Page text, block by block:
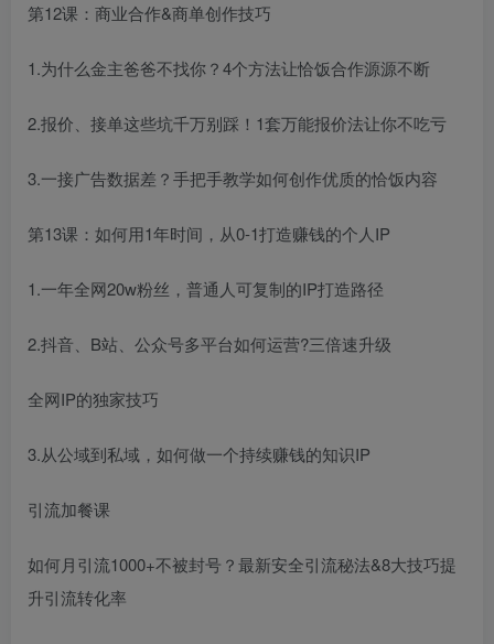
第12课：商业合作&商单创作技巧
1.为什么金主爸爸不找你？4个方法让恰饭合作源源不断
2.报价、接单这些坑千万别踩！1套万能报价法让你不吃亏
3.一接广告数据差？手把手教学如何创作优质的恰饭内容
第13课：如何用1年时间，从0-1打造赚钱的个人IP
1.一年全网20w粉丝，普通人可复制的IP打造路径
2.抖音、B站、公众号多平台如何运营?三倍速升级
全网IP的独家技巧
3.从公域到私域，如何做一个持续赚钱的知识IP
引流加餐课
如何月引流1000+不被封号？最新安全引流秘法&8大技巧提
升引流转化率